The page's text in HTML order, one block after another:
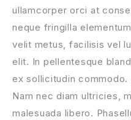
ullamcorper orci at
neque fringilla
velit metus, facilisis vel
elit. In pellentesque
ex sollicitudin commodo.
Nam nec diam ultricies,
malesuada libero.